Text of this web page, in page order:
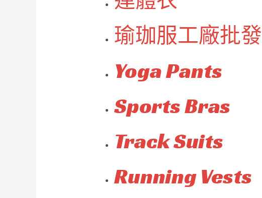
瑜珈服工廠批發
Yoga Pants
Sports Bras
Track Suits
Running Vests